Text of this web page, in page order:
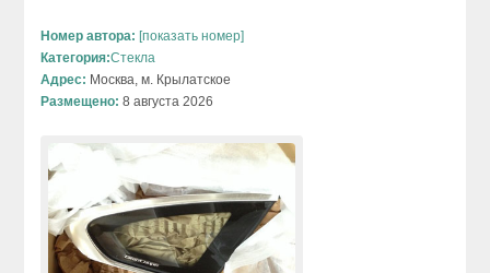
Номер автора: [показать номер]
Категория:Стекла
Адрес: Москва, м. Крылатское
Размещено: 8 августа 2026